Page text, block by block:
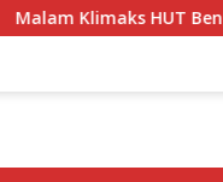
HUT Bengkulu